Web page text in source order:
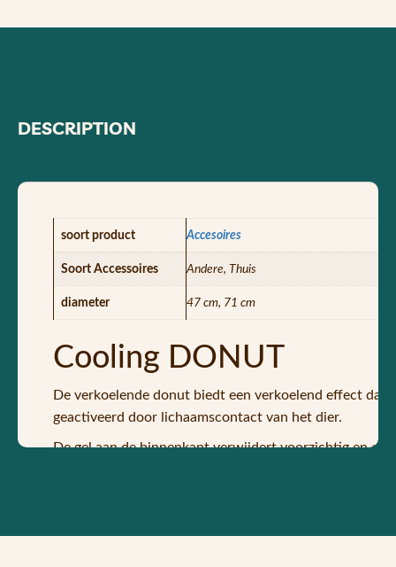
DESCRIPTION
soort product Accesoires
Soort Accessoires Andere, Thuis
diameter 47 cm, 71 cm
Cooling DONUT
De verkoelende donut biedt een verkoelend effect
geactiveerd door lichaamscontact van het dier.
De gel aan de binnenkant verwijdert voorzichtig en